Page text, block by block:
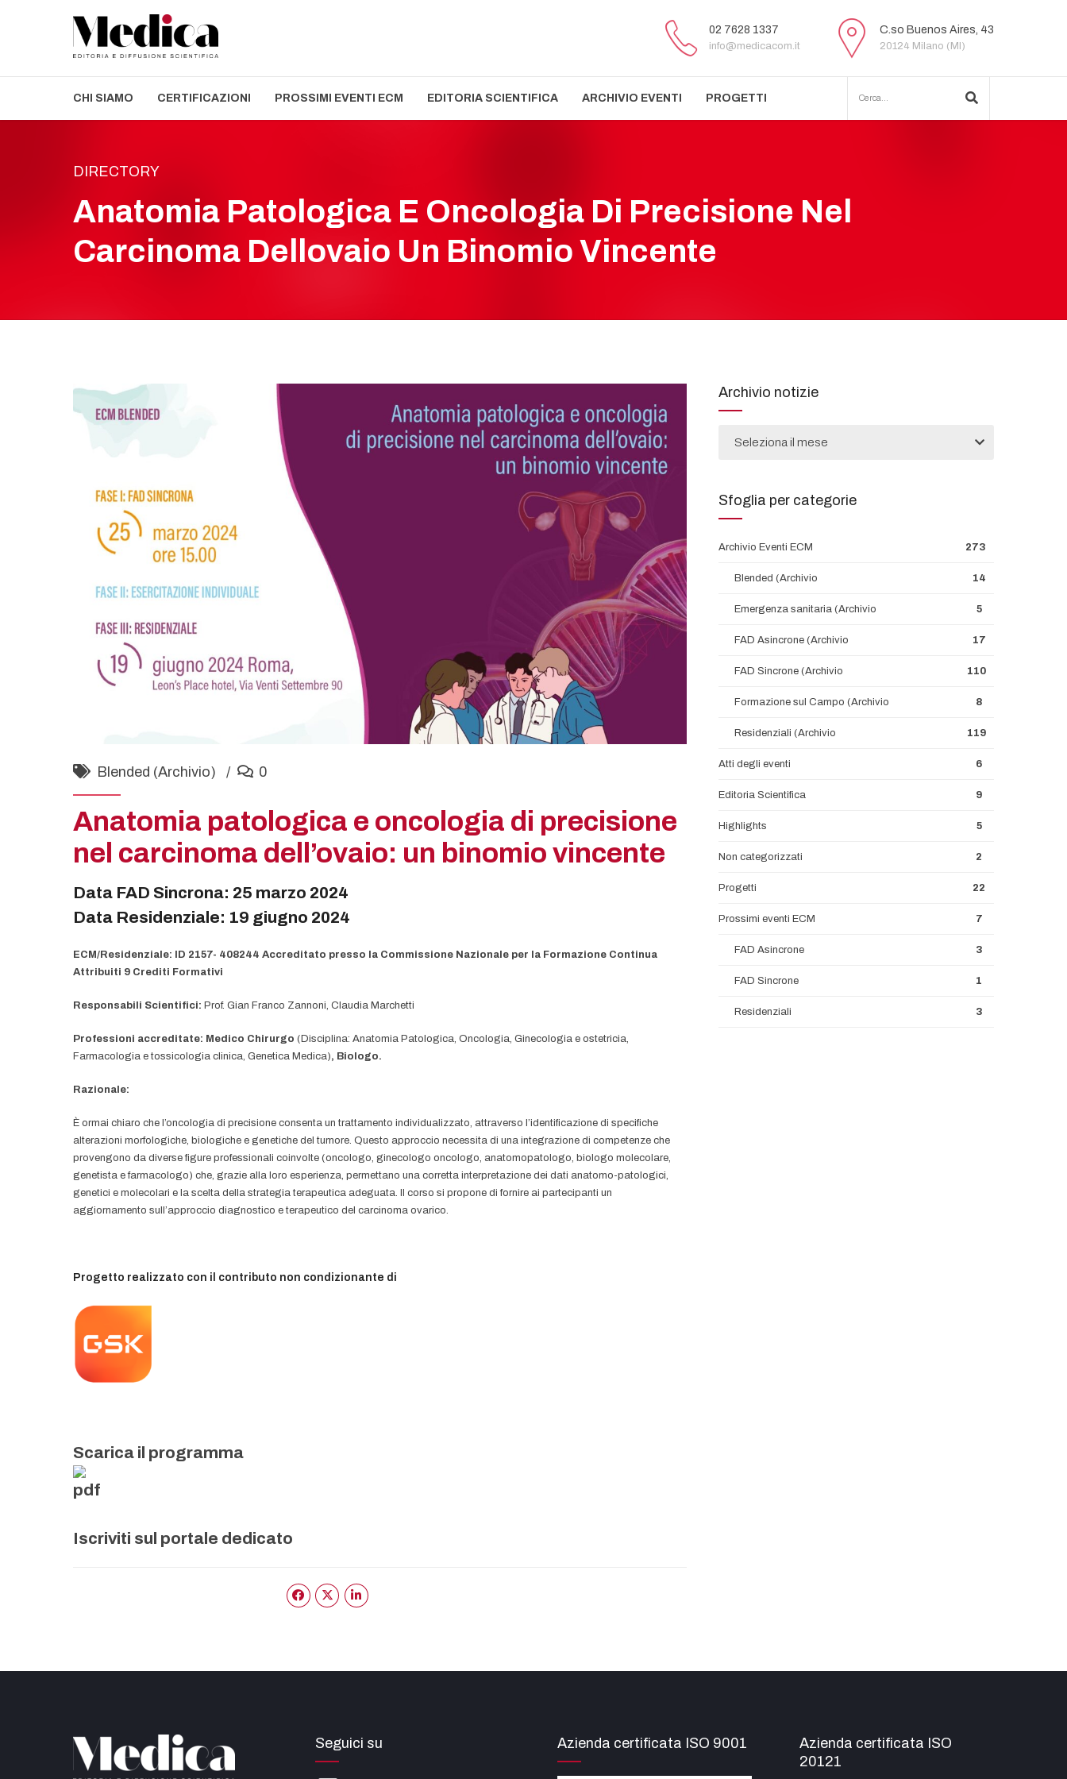
02 7628 1337
info@medicacom.it
C.so Buenos Aires, 43
20124 Milano (MI)
CHI SIAMO CERTIFICAZIONI PROSSIMI EVENTI ECM EDITORIA SCIENTIFICA ARCHIVIO EVENTI PROGETTI
DIRECTORY
Anatomia Patologica E Oncologia Di Precisione Nel
Carcinoma Dellovaio Un Binomio Vincente
Blended (Archivio) 0
Anatomia patologica e oncologia di precisione
nel carcinoma dell’ovaio: un binomio vincente
Data FAD Sincrona: 25 marzo 2024
Data Residenziale: 19 giugno 2024
ECM/Residenziale: ID 2157- 408244 Accreditato presso la Commissione Nazionale per la Formazione Continua
Attribuiti 9 Crediti Formativi
Responsabili Scientifici: Prof. Gian Franco Zannoni, Claudia Marchetti
Professioni accreditate: Medico Chirurgo (Disciplina: Anatomia Patologica, Oncologia, Ginecologia e ostetricia,
Farmacologia e tossicologia clinica, Genetica Medica), Biologo.
Razionale:
È ormai chiaro che l’oncologia di precisione consenta un trattamento individualizzato, attraverso l’identificazione di specifiche
alterazioni morfologiche, biologiche e genetiche del tumore. Questo approccio necessita di una integrazione di competenze che
provengono da diverse figure professionali coinvolte (oncologo, ginecologo oncologo, anatomopatologo, biologo molecolare,
genetista e farmacologo) che, grazie alla loro esperienza, permettano una corretta interpretazione dei dati anatomo-patologici,
genetici e molecolari e la scelta della strategia terapeutica adeguata. Il corso si propone di fornire ai partecipanti un
aggiornamento sull’approccio diagnostico e terapeutico del carcinoma ovarico.
Progetto realizzato con il contributo non condizionante di
Scarica il programma
Iscriviti sul portale dedicato
Archivio notizie
Seleziona il mese
Sfoglia per categorie
Archivio Eventi ECM 273
Blended (Archivio 14
Emergenza sanitaria (Archivio 5
FAD Asincrone (Archivio 17
FAD Sincrone (Archivio 110
Formazione sul Campo (Archivio 8
Residenziali (Archivio 119
Atti degli eventi 6
Editoria Scientifica 9
Highlights 5
Non categorizzati 2
Progetti 22
Prossimi eventi ECM 7
FAD Asincrone 3
FAD Sincrone 1
Residenziali 3
Seguici su Azienda certificata ISO 9001
Azienda certificata ISO
20121